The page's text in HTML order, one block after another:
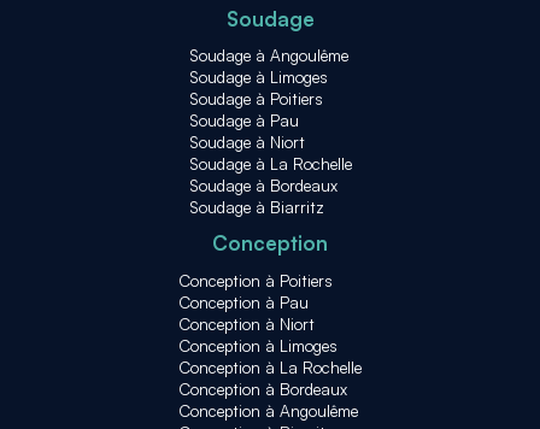
Soudage
Soudage à Angoulême
Soudage à Limoges
Soudage à Poitiers
Soudage à Pau
Soudage à Niort
Soudage à La Rochelle
Soudage à Bordeaux
Soudage à Biarritz
Conception
Conception à Poitiers
Conception à Pau
Conception à Niort
Conception à Limoges
Conception à La Rochelle
Conception à Bordeaux
Conception à Angoulême